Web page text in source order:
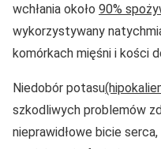
wchłania około 90%
wykorzystywany
komórkach mięśni i kości
Niedobór potasu
szkodliwych problemów
nieprawidłowe bicie